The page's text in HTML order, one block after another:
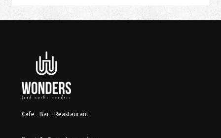
Cafe - Bar - Reastaurant